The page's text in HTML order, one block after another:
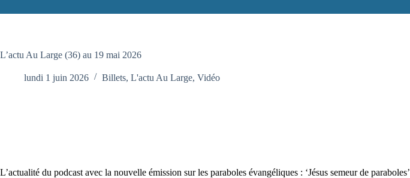
L’actu Au Large (36) au 19 mai 2026
lundi 1 juin 2026 Billets, L'actu Au Large, Vidéo
L’actualité du podcast avec la nouvelle émission sur les paraboles évangéliques : ‘Jésus semeur de paraboles’